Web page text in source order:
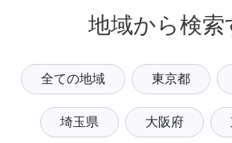
地域から検索
全ての地域 東京都
埼玉県 大阪府